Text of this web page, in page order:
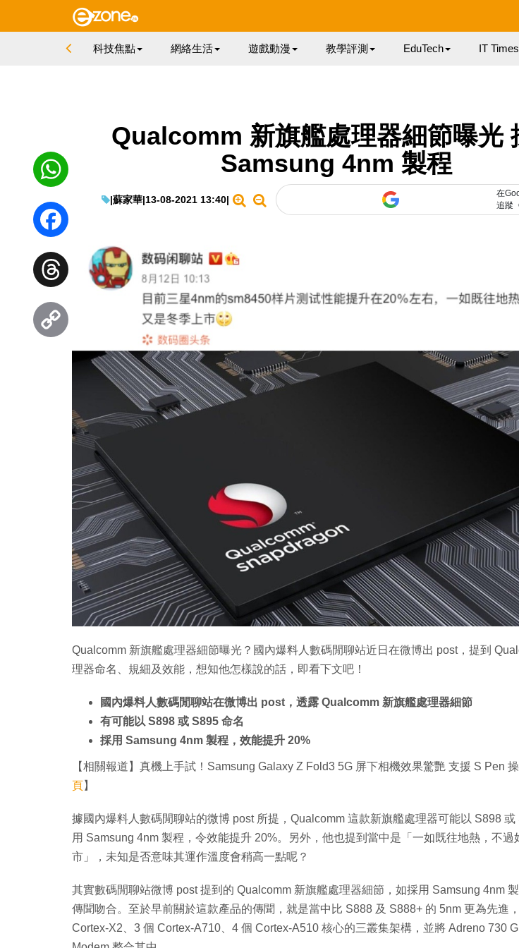
科技焦點 網絡生活 遊戲動漫 教學評測 EduTech IT Times
Qualcomm 新旗艦處理器細節曝光
Samsung 4nm 製程
|蘇家華|13-08-2021 13:40|
在
追蹤
Qualcomm 新旗艦處理器細節曝光？國內爆料人數碼閒聊站近日在微博出 post，提到
理器命名、規細及效能，想知他怎樣說的話，即看下文吧！
國內爆料人數碼閒聊站在微博出 post，透露 Qualcomm 新旗艦處理器細節
有可能以 S898 或 S895 命名
採用 Samsung 4nm 製程，效能提升 20%
【相關報道】真機上手試！Samsung Galaxy Z Fold3 5G 屏下相機效果驚艷 支援 S Pen
頁】
據國內爆料人數碼閒聊站的微博 post 所提，Qualcomm 這款新旗艦處理器可能以 S898
用 Samsung 4nm 製程，令效能提升 20%。另外，他也提到當中是「一如既往地熱，不過
市」，未知是否意味其運作溫度會稍高一點呢？
其實數碼閒聊站微博 post 提到的 Qualcomm 新旗艦處理器細節，如採用 Samsung 4nm
傳聞吻合。至於早前關於這款產品的傳聞，就是當中比 S888 及 S888+ 的 5nm 更為先進
Cortex-X2、3 個 Cortex-A710、4 個 Cortex-A510 核心的三叢集架構，並將 Adreno 730
WhatsApp
Facebook
Threads